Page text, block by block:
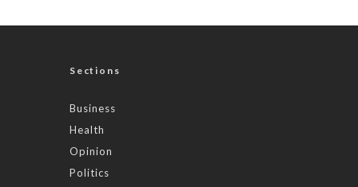
Sections
Business
Health
Opinion
Politics